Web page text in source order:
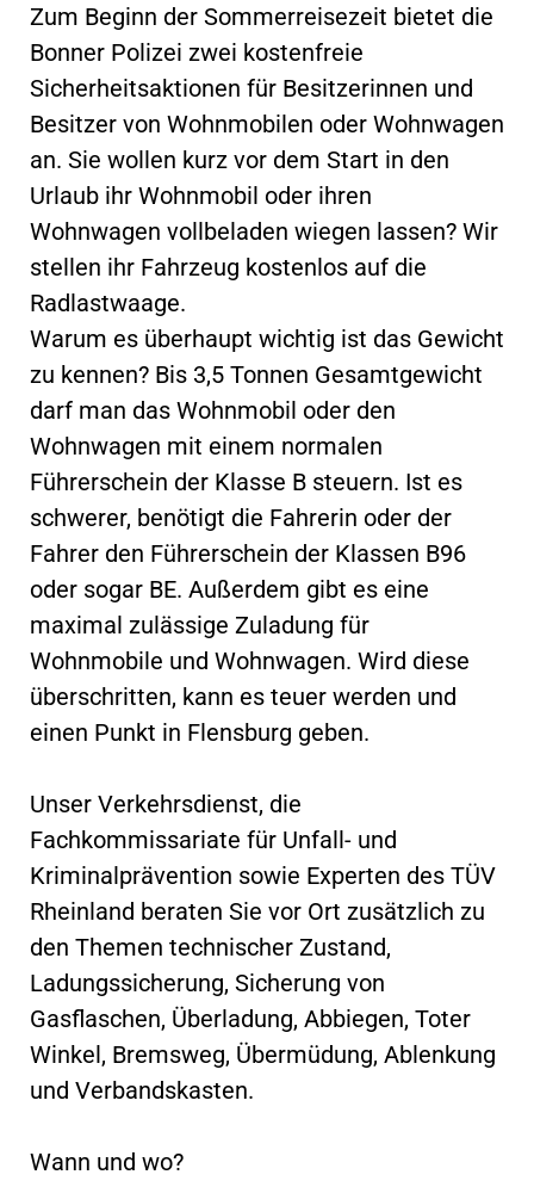
Zum Beginn der Sommerreisezeit bietet die
Bonner Polizei zwei kostenfreie
Sicherheitsaktionen für Besitzerinnen und
Besitzer von Wohnmobilen oder Wohnwagen
an. Sie wollen kurz vor dem Start in den
Urlaub ihr Wohnmobil oder ihren
Wohnwagen vollbeladen wiegen lassen? Wir
stellen ihr Fahrzeug kostenlos auf die
Radlastwaage.
Warum es überhaupt wichtig ist das Gewicht
zu kennen? Bis 3,5 Tonnen Gesamtgewicht
darf man das Wohnmobil oder den
Wohnwagen mit einem normalen
Führerschein der Klasse B steuern. Ist es
schwerer, benötigt die Fahrerin oder der
Fahrer den Führerschein der Klassen B96
oder sogar BE. Außerdem gibt es eine
maximal zulässige Zuladung für
Wohnmobile und Wohnwagen. Wird diese
überschritten, kann es teuer werden und
einen Punkt in Flensburg geben.
Unser Verkehrsdienst, die
Fachkommissariate für Unfall- und
Kriminalprävention sowie Experten des TÜV
Rheinland beraten Sie vor Ort zusätzlich zu
den Themen technischer Zustand,
Ladungssicherung, Sicherung von
Gasflaschen, Überladung, Abbiegen, Toter
Winkel, Bremsweg, Übermüdung, Ablenkung
und Verbandskasten.
Wann und wo?